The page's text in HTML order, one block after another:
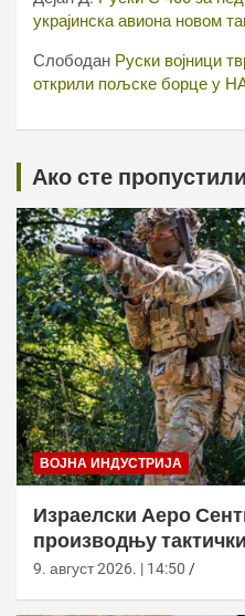
украјинска авиона новом
Слободан Руски војници
открили пољске борце у
Ако сте пропустили
ВОЈНА ИНДУСТРИЈА
Израелски Аеро
производњу
нова тржишта
9. август 2026. | 14:50